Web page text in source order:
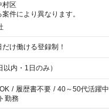
村区
件により異なります。
け働ける登録制！
内・1日のみ）
/ 履歴書不要 / 40～50代活躍中
勤務